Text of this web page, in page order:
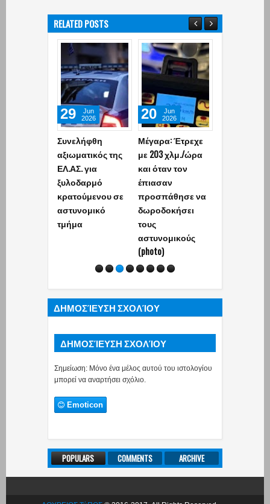
RELATED POSTS
Συνελήφθη
αξιωματικός της
ΕΛ.ΑΣ. για
ξυλοδαρμό
κρατούμενου σε
αστυνομικό
τμήμα
29
Jun
2026
Μέγαρα: Έτρεχε
με 203 χλμ./ώρα
και όταν τον
έπιασαν
προσπάθησε να
δωροδοκήσει
τους
αστυνομικούς
(photo)
20
Jun
2026
ΔΗΜΟΣΊΕΥΣΗ ΣΧΟΛΊΟΥ
ΔΗΜΟΣΊΕΥΣΗ ΣΧΟΛΊΟΥ
Σημείωση: Μόνο ένα μέλος αυτού του ιστολογίου
μπορεί να αναρτήσει σχόλιο.
Emoticon
POPULARS COMMENTS ARCHIVE